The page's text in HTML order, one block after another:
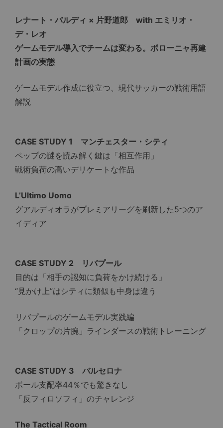
レナート・バルディ × 片野道郎 with エミリオ・
デ・レオ
ゲームモデル導入でチームは変わる。ボローニャ再建
計画の実態
ゲームモデル作成に役立つ、現代サッカーの戦術用語
解説
CASE STUDY 1 マンチェスター・シティ
ペップの謎を読み解く鍵は「相互作用」
戦術負荷の高いデリケートな作品
L’Ultimo Uomo
グアルディオラがプレミアリーグを刷新した5つのア
イディア
CASE STUDY 2 リバプール
目的は「相手の認知に負荷をかけ続ける」
“見かけ上”はシティに類似も中身は違う
リバプールのゲームモデル実践編
「クロップの片腕」ラインダースの戦術トレーニング
CASE STUDY 3 バルセロナ
ボール支配率44％でも驚きなし
「反フィロソフィ」のチャレンジ
The Tactical Room